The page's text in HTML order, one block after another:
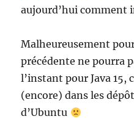
aujourd’hui comment
Malheureusement
précédente ne pourra
l’instant pour Java 15,
(encore) dans les
d’Ubuntu